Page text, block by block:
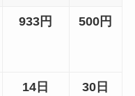
933円 500円
14日 30日